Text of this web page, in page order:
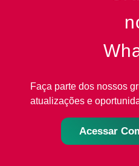
Faça parte dos nossos
atualizações e
Acessar